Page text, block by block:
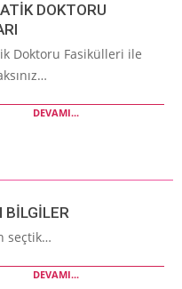
DOKTORU
Doktoru Fasikülleri ile
DEVAMI...
BİLGİLER
seçtik…
DEVAMI...